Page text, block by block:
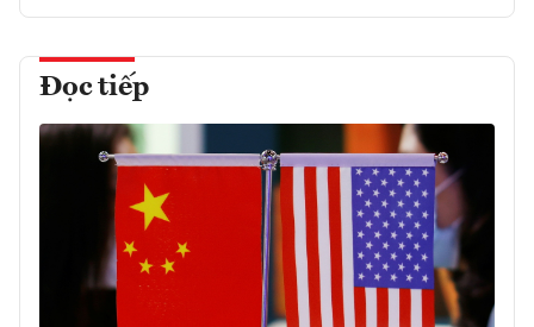
Đọc tiếp